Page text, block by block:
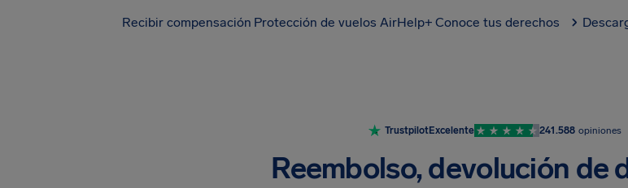
Recibir compensación Protección de vuelos AirHelp+ Conoce tus derechos
TrustpilotExcelente 241.588 opiniones
Reembolso, devolución de